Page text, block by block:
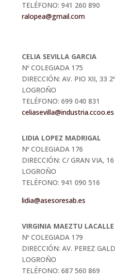
TELÉFONO: 941 260 890
ralopea@gmail.com
CELIA SEVILLA GARCIA
Nº COLEGIADA 175
DIRECCIÓN: AV. PIO XII, 33
LOGROÑO
TELÉFONO: 699 040 831
celiasevilla@industria.ccoo.es
LIDIA LOPEZ MADRIGAL
Nº COLEGIADA 176
DIRECCIÓN: C/ GRAN VIA,
LOGROÑO
TELÉFONO: 941 090 516
lidia@asesoresab.es
VIRGINIA MAEZTU LACALLE
Nº COLEGIADA 179
DIRECCIÓN: AV. PEREZ
LOGROÑO
TELÉFONO: 687 560 869